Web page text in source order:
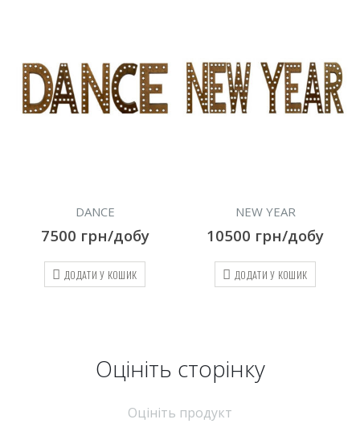
NEW YEAR
10500грн/добу
ДОДАТИ У КОШИК
KYIV
6000грн/добу
ДОДАТИ У КОШИК
Оцініть cторінку
Оцініть продукт